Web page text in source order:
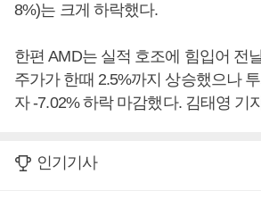
8%)는 크게 하락했다.
한편 AMD는 실적 호조에 힘입어 전
주가가 한때 2.5%까지 상승했으나
자 -7.02% 하락 마감했다. 김태영 기
인기기사